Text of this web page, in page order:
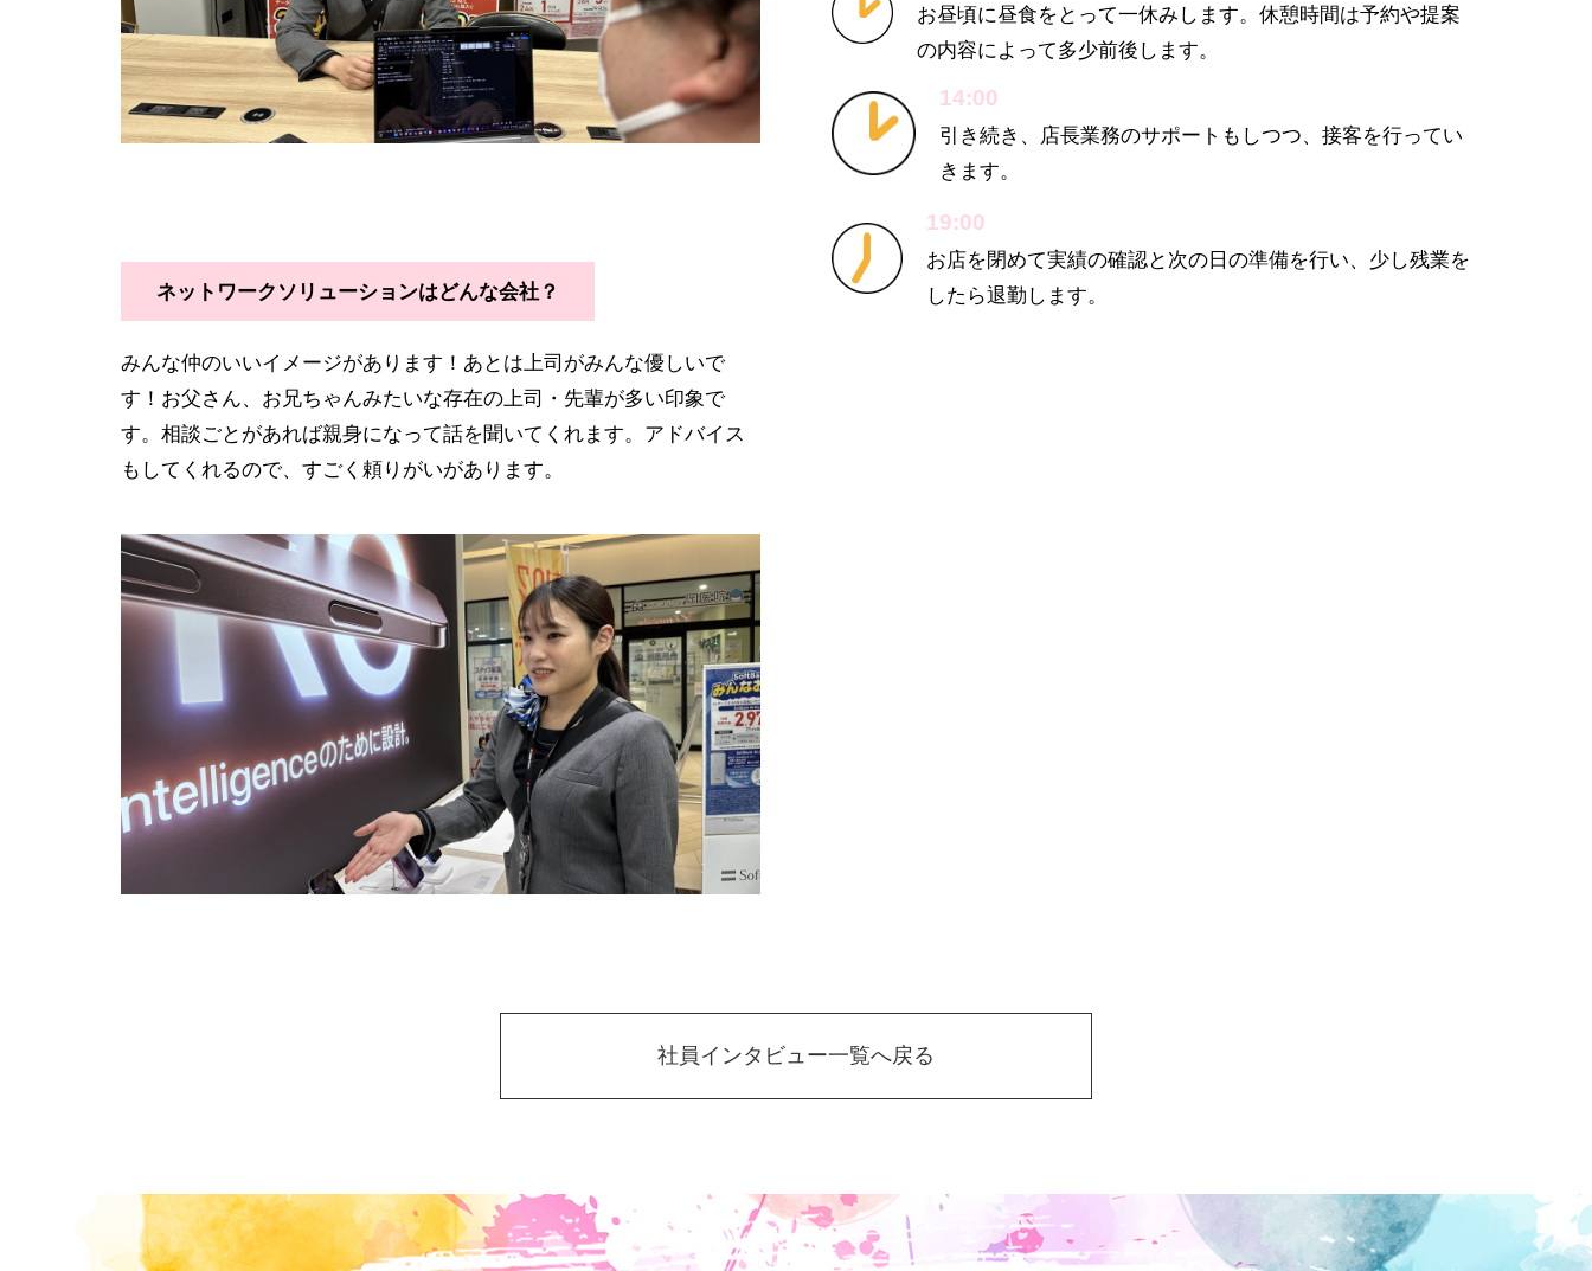
ネットワークソリューションはどんな会社？
みんな仲のいいイメージがあります！あとは上司がみんな優しいで
す！お父さん、お兄ちゃんみたいな存在の上司・先輩が多い印象で
す。相談ごとがあれば親身になって話を聞いてくれます。アドバイス
もしてくれるので、すごく頼りがいがあります。
お昼頃に昼食をとって一休みします。休憩時間は予約や提案
の内容によって多少前後します。
14:00
引き続き、店長業務のサポートもしつつ、接客を行ってい
きます。
19:00
お店を閉めて実績の確認と次の日の準備を行い、少し残業を
したら退勤します。
社員インタビュー一覧へ戻る